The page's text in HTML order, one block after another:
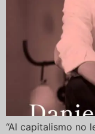
“Al capitalismo no